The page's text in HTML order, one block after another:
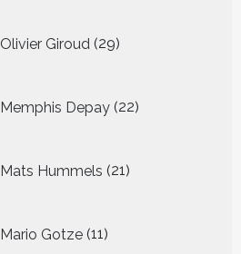
Olivier Giroud 29
producten
Memphis Depay 22
producten
Mats Hummels 21
producten
Mario Gotze 11
producten